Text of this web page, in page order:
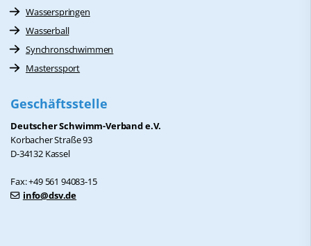
Wasserspringen
Wasserball
Synchronschwimmen
Masterssport
Geschäftsstelle
Deutscher Schwimm-Verband e.V.
Korbacher Straße 93
D-34132 Kassel
Fax: +49 561 94083-15
info@dsv.de